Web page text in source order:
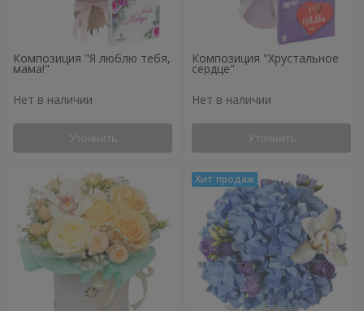
Композиция "Я люблю тебя,
мама!"
Нет в наличии
Уточнить
Композиция "Хрустальное
сердце"
Нет в наличии
Уточнить